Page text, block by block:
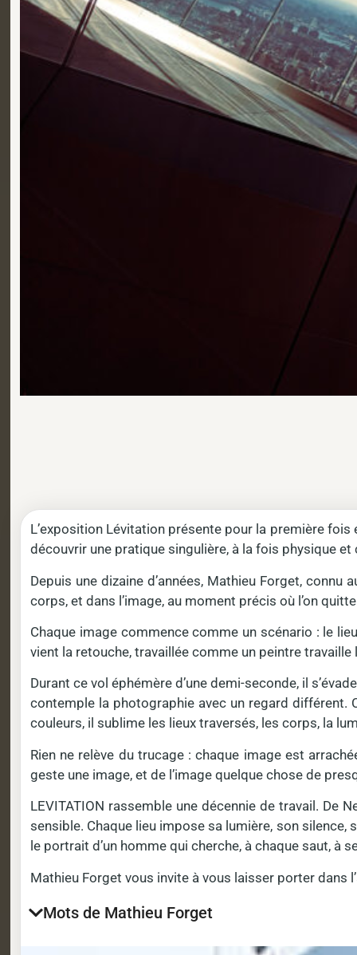
L’exposition Lévitation présente pour la première
découvrir une pratique singulière, à la fois physique
Depuis une dizaine d’années, Mathieu Forget,
corps, et dans l’image, au moment précis où l’on
Chaque image commence comme un scénario : le
vient la retouche, travaillée comme un peintre
Durant ce vol éphémère d’une demi-seconde, il
contemple la photographie avec un regard différent.
couleurs, il sublime les lieux traversés, les corps, la
Rien ne relève du trucage : chaque image est
geste une image, et de l’image quelque chose de
LEVITATION rassemble une décennie de travail. De
sensible. Chaque lieu impose sa lumière, son silence,
le portrait d’un homme qui cherche, à chaque saut, à
Mathieu Forget vous invite à vous laisser porter dans
Mots de Mathieu Forget